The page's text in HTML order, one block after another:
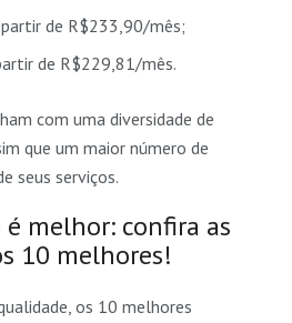
de R$233,90/mês;
de R$229,81/mês.
com uma diversidade de
que um maior número de
seus serviços.
melhor: confira as
10 melhores!
os 10 melhores